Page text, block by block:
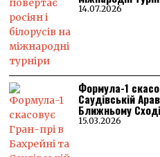
14.07.2026
Формула-1
Саудівській
Ближньому Сході
15.03.2026